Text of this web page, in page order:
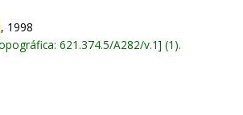
, 1998
621.374.5/A282/v.1 (1).